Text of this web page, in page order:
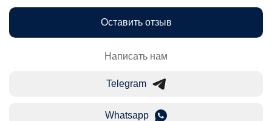
Оставить отзыв
Написать нам
Telegram
Whatsapp